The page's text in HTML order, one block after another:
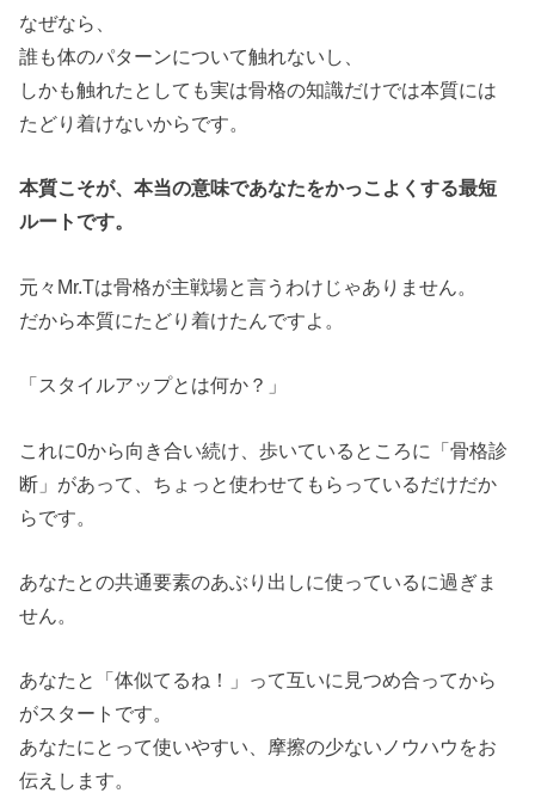
なぜなら、
誰も体のパターンについて触れないし、
しかも触れたとしても実は骨格の知識だけでは本質には
たどり着けないからです。
本質こそが、本当の意味であなたをかっこよくする最短
ルートです。
元々Mr.Tは骨格が主戦場と言うわけじゃありません。
だから本質にたどり着けたんですよ。
「スタイルアップとは何か？」
これに0から向き合い続け、歩いているところに「骨格診
断」があって、ちょっと使わせてもらっているだけだか
らです。
あなたとの共通要素のあぶり出しに使っているに過ぎま
せん。
あなたと「体似てるね！」って互いに見つめ合ってから
がスタートです。
あなたにとって使いやすい、摩擦の少ないノウハウをお
伝えします。